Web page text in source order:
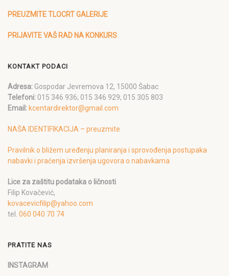
PREUZMITE TLOCRT GALERIJE
PRIJAVITE VAŠ RAD NA KONKURS
KONTAKT PODACI
Adresa: Gospodar Jevremova 12, 15000 Šabac
Telefoni: 015 346 936; 015 346 929; 015 305 803
Email: kcentardirektor@gmail.com
NAŠA IDENTIFIKACIJA – preuzmite
Pravilnik o bližem uređenju planiranja i sprovođenja postupaka
nabavki i praćenja izvršenja ugovora o nabavkama
Lice za zaštitu podataka o ličnosti
Filip Kovačević,
kovacevicfilip@yahoo.com
tel. 060 040 70 74
PRATITE NAS
INSTAGRAM